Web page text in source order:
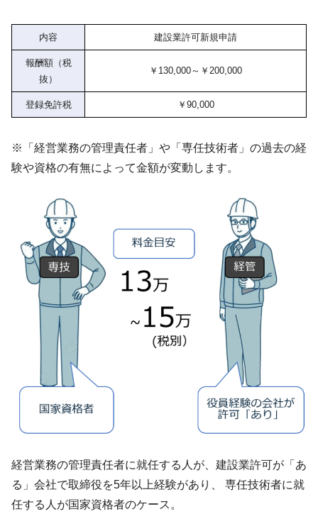
内容 建設業許可新規申請
報酬額（税
抜）
￥130,000～￥200,000
登録免許税 ￥90,000
※「経営業務の管理責任者」や「専任技術者」の過去の経
験や資格の有無によって金額が変動します。
経営業務の管理責任者に就任する人が、建設業許可が「あ
る」会社で取締役を5年以上経験があり、 専任技術者に就
任する人が国家資格者のケース。